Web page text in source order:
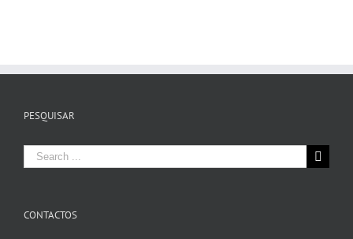
PESQUISAR
Search
for:
CONTACTOS